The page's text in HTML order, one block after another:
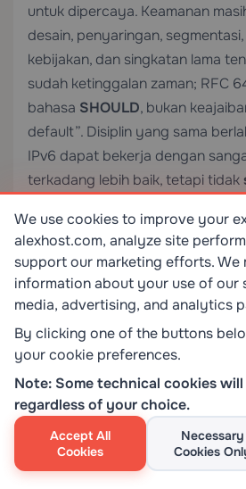
untuk dipercaya. Keamanan
desain, penyaringan,
kebijakan, dan singkatan lama
sudah ketinggalan zaman; RFC
bahasa SHOULD, bukan
default”. Disiplin yang sama
IPv6 dapat bekerja dengan
terkadang lebih baik, tetapi tidak
keterjangkauan ujung ke ujung
3)Mitos terakhir adalah bahwa
Untuk beberapa lingkungan
masuk akal. Namun untuk
publik di tahun 2026, itu masih
aman. Kesalahan praktisnya
IPv6 terlalu dini. Kesalahan
We use cookies to improve your
alexhost.com, analyze site
support our marketing efforts. We
information about your use of our
media, advertising, and analytics
By clicking one of the buttons
your cookie preferences.
Note: Some technical cookies
regardless of your choice.
Accept All
Cookies
Necessary
Cookies